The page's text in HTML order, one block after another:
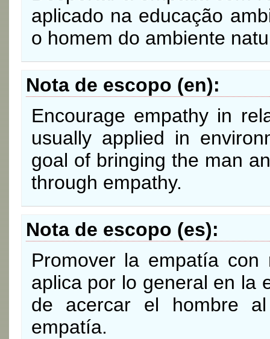
aplicado na educação
o homem do ambiente
Nota de escopo (en)
Encourage empathy in
usually applied in
goal of bringing the man
through empathy.
Nota de escopo (es)
Promover la empatía
aplica por lo general en la
de acercar el hombre
empatía.